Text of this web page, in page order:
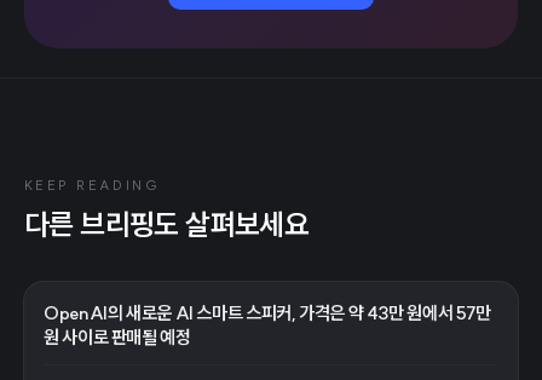
KEEP READING
다른 브리핑도 살펴보세요
OpenAI의 새로운 AI 스마트 스피커, 가격은 약 43만 원에서 57만
원 사이로 판매될 예정